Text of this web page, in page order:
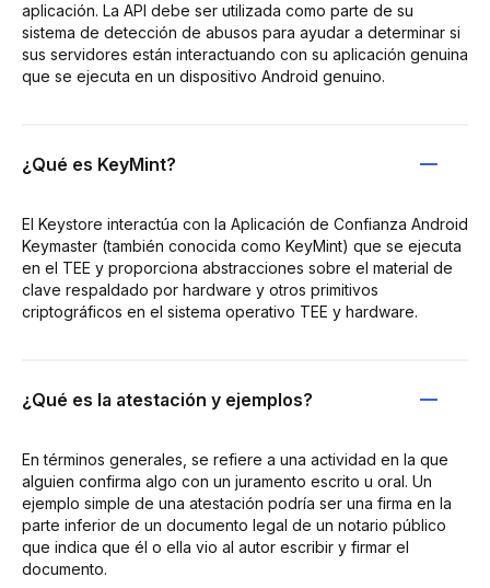
aplicación. La API debe ser utilizada como parte de su
sistema de detección de abusos para ayudar a determinar si
sus servidores están interactuando con su aplicación genuina
que se ejecuta en un dispositivo Android genuino.
¿Qué es KeyMint?
El Keystore interactúa con la Aplicación de Confianza Android
Keymaster (también conocida como KeyMint) que se ejecuta
en el TEE y proporciona abstracciones sobre el material de
clave respaldado por hardware y otros primitivos
criptográficos en el sistema operativo TEE y hardware.
¿Qué es la atestación y ejemplos?
En términos generales, se refiere a una actividad en la que
alguien confirma algo con un juramento escrito u oral. Un
ejemplo simple de una atestación podría ser una firma en la
parte inferior de un documento legal de un notario público
que indica que él o ella vio al autor escribir y firmar el
documento.